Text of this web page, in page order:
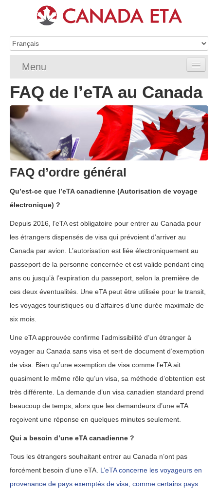
Menu
Home
Demande d’eTA
FAQ de l’eTA
Vérifier le statut eTA
Ressources
FAQ de l’eTA au Canada
FAQ d’ordre général
Qu’est-ce que l’eTA canadienne (Autorisation de voyage
électronique) ?
Depuis 2016, l’eTA est obligatoire pour entrer au Canada pour
les étrangers dispensés de visa qui prévoient d’arriver au
Canada par avion. L’autorisation est liée électroniquement au
passeport de la personne concernée et est valide pendant cinq
ans ou jusqu’à l’expiration du passeport, selon la première de
ces deux éventualités. Une eTA peut être utilisée pour le transit,
les voyages touristiques ou d’affaires d’une durée maximale de
six mois.
Une eTA approuvée confirme l’admissibilité d’un étranger à
voyager au Canada sans visa et sert de document d’exemption
de visa. Bien qu’une exemption de visa comme l’eTA ait
quasiment le même rôle qu’un visa, sa méthode d’obtention est
très différente. La demande d’un visa canadien standard prend
beaucoup de temps, alors que les demandeurs d’une eTA
reçoivent une réponse en quelques minutes seulement.
Qui a besoin d’une eTA canadienne ?
Tous les étrangers souhaitant entrer au Canada n’ont pas
forcément besoin d’une eTA. L’eTA concerne les voyageurs en
provenance de pays exemptés de visa, comme certains pays